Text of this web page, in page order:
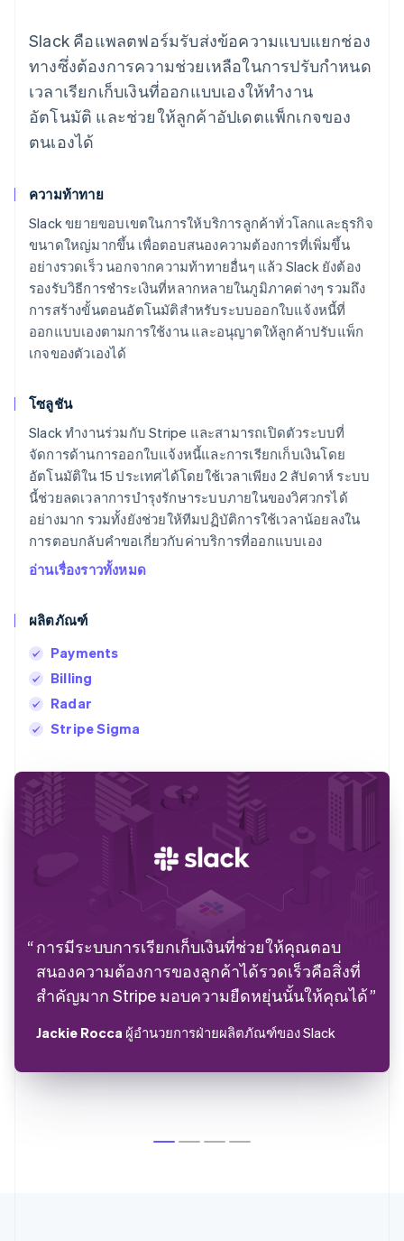
Slack คือแพลตฟอร์มรับส่งข้อความแบบแยกช่อง
ทางซึ่งต้องการความช่วยเหลือในการปรับกำหนด
เวลาเรียกเก็บเงินที่ออกแบบเองให้ทำงาน
อัตโนมัติ และช่วยให้ลูกค้าอัปเดตแพ็กเกจของ
ตนเองได้
ความท้าทาย
Slack ขยายขอบเขตในการให้บริการลูกค้าทั่วโลกและธุรกิจ
ขนาดใหญ่มากขึ้น เพื่อตอบสนองความต้องการที่เพิ่มขึ้น
อย่างรวดเร็ว นอกจากความท้าทายอื่นๆ แล้ว Slack ยังต้อง
รองรับวิธีการชำระเงินที่หลากหลายในภูมิภาคต่างๆ รวมถึง
การสร้างขั้นตอนอัตโนมัติสำหรับระบบออกใบแจ้งหนี้ที่
ออกแบบเองตามการใช้งาน และอนุญาตให้ลูกค้าปรับแพ็ก
เกจของตัวเองได้
โซลูชัน
Slack ทำงานร่วมกับ Stripe และสามารถเปิดตัวระบบที่
จัดการด้านการออกใบแจ้งหนี้และการเรียกเก็บเงินโดย
อัตโนมัติใน 15 ประเทศได้โดยใช้เวลาเพียง 2 สัปดาห์ ระบบ
นี้ช่วยลดเวลาการบำรุงรักษาระบบภายในของวิศวกรได้
อย่างมาก รวมทั้งยังช่วยให้ทีมปฏิบัติการใช้เวลาน้อยลงใน
การตอบกลับคำขอเกี่ยวกับค่าบริการที่ออกแบบเอง
อ่านเรื่องราวทั้งหมด
ผลิตภัณฑ์
Payments
Billing
Radar
Stripe Sigma
การมีระบบการเรียกเก็บเงินที่ช่วยให้คุณตอบ
สนองความต้องการของลูกค้าได้รวดเร็วคือสิ่งที่
สำคัญมาก Stripe มอบความยืดหยุ่นนั้นให้คุณได้
Jackie Rocca ผู้อำนวยการฝ่ายผลิตภัณฑ์ของ Slack